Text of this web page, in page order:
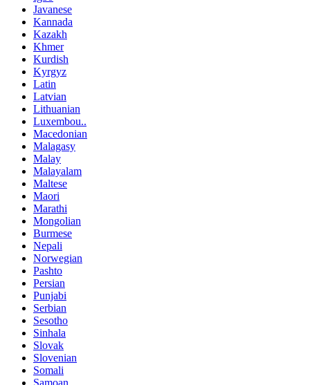
Javanese
Kannada
Kazakh
Khmer
Kurdish
Kyrgyz
Latin
Latvian
Lithuanian
Luxembou..
Macedonian
Malagasy
Malay
Malayalam
Maltese
Maori
Marathi
Mongolian
Burmese
Nepali
Norwegian
Pashto
Persian
Punjabi
Serbian
Sesotho
Sinhala
Slovak
Slovenian
Somali
Samoan